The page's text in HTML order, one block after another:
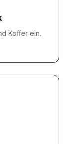
Koffer ein.